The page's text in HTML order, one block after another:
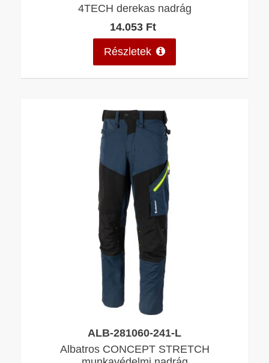
4TECH derekas nadrág
14.053 Ft
Részletek
ALB-281060-241-L
Albatros CONCEPT STRETCH